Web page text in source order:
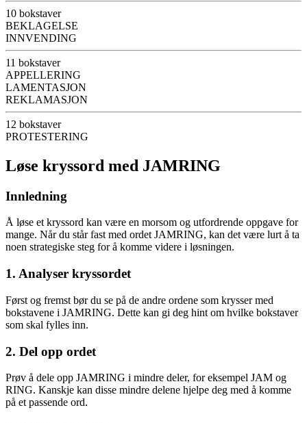
10 bokstaver
BEKLAGELSE
INNVENDING
11 bokstaver
APPELLERING
LAMENTASJON
REKLAMASJON
12 bokstaver
PROTESTERING
Løse kryssord med JAMRING
Innledning
Å løse et kryssord kan være en morsom og utfordrende oppgave for
mange. Når du står fast med ordet JAMRING, kan det være lurt å ta
noen strategiske steg for å komme videre i løsningen.
1. Analyser kryssordet
Først og fremst bør du se på de andre ordene som krysser med
bokstavene i JAMRING. Dette kan gi deg hint om hvilke bokstaver
som skal fylles inn.
2. Del opp ordet
Prøv å dele opp JAMRING i mindre deler, for eksempel JAM og
RING. Kanskje kan disse mindre delene hjelpe deg med å komme
på et passende ord.